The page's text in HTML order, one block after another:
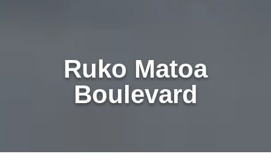
Ruko Matoa
Boulevard